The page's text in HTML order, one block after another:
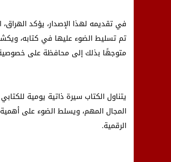
في تقديمه لهذا الإصدار، يؤكد
تم تسليط الضوء عليها في كتابه،
متوجهًا بذلك إلى محافظة على
يتناول الكتاب سيرة ذاتية يومية
المجال المهم، ويسلط الضوء على
الرقمية.